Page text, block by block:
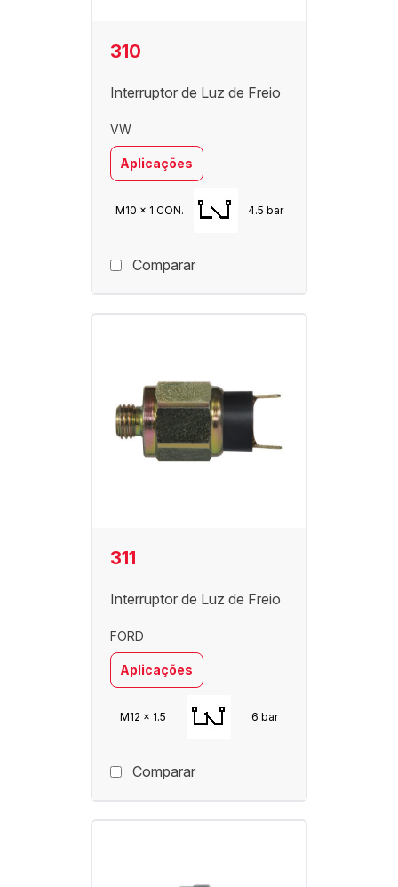
310
Interruptor de Luz de Freio
VW
Aplicações
M10 x 1 CON. 4.5 bar
Comparar
311
Interruptor de Luz de Freio
FORD
Aplicações
M12 x 1.5 6 bar
Comparar